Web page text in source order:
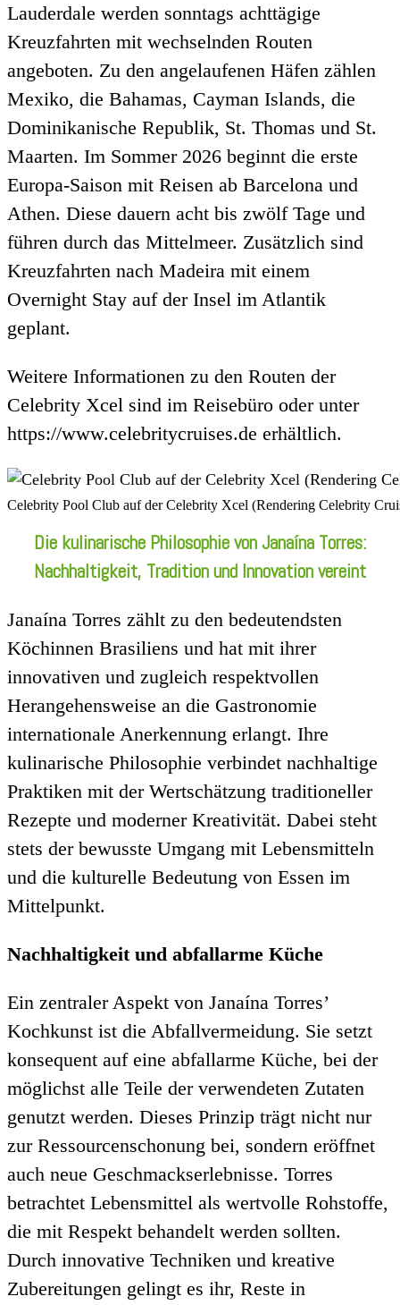
Lauderdale werden sonntags achttägige
Kreuzfahrten mit wechselnden Routen
angeboten. Zu den angelaufenen Häfen zählen
Mexiko, die Bahamas, Cayman Islands, die
Dominikanische Republik, St. Thomas und St.
Maarten. Im Sommer 2026 beginnt die erste
Europa-Saison mit Reisen ab Barcelona und
Athen. Diese dauern acht bis zwölf Tage und
führen durch das Mittelmeer. Zusätzlich sind
Kreuzfahrten nach Madeira mit einem
Overnight Stay auf der Insel im Atlantik
geplant.
Weitere Informationen zu den Routen der
Celebrity Xcel sind im Reisebüro oder unter
https://www.celebritycruises.de erhältlich.
Celebrity Pool Club auf der Celebrity Xcel (Rendering Celebrity
Die kulinarische Philosophie von Janaína Torres:
Nachhaltigkeit, Tradition und Innovation vereint
Janaína Torres zählt zu den bedeutendsten
Köchinnen Brasiliens und hat mit ihrer
innovativen und zugleich respektvollen
Herangehensweise an die Gastronomie
internationale Anerkennung erlangt. Ihre
kulinarische Philosophie verbindet nachhaltige
Praktiken mit der Wertschätzung traditioneller
Rezepte und moderner Kreativität. Dabei steht
stets der bewusste Umgang mit Lebensmitteln
und die kulturelle Bedeutung von Essen im
Mittelpunkt.
Nachhaltigkeit und abfallarme Küche
Ein zentraler Aspekt von Janaína Torres’
Kochkunst ist die Abfallvermeidung. Sie setzt
konsequent auf eine abfallarme Küche, bei der
möglichst alle Teile der verwendeten Zutaten
genutzt werden. Dieses Prinzip trägt nicht nur
zur Ressourcenschonung bei, sondern eröffnet
auch neue Geschmackserlebnisse. Torres
betrachtet Lebensmittel als wertvolle Rohstoffe,
die mit Respekt behandelt werden sollten.
Durch innovative Techniken und kreative
Zubereitungen gelingt es ihr, Reste in